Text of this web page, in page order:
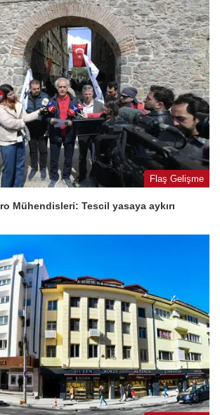
Flaş Gelişme
Mühendisleri: Tescil yasaya aykırı